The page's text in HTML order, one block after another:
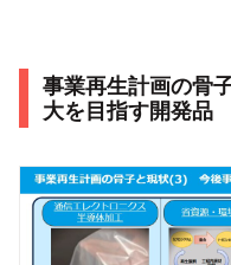
事業再生計画の骨
大を目指す開発品